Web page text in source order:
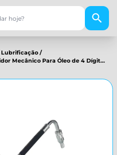
Lubrificação /
Mecânico Para Óleo de 4 Dígit...